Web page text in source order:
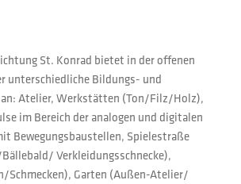
St. Konrad bietet in der offenen
unterschiedliche Bildungs- und
an: Atelier, Werkstätten (Ton/Filz/Holz),
im Bereich der analogen und digitalen
Bewegungsbaustellen, Spielestraße
Verkleidungsschnecke),
Schmecken), Garten (Außen-Atelier/